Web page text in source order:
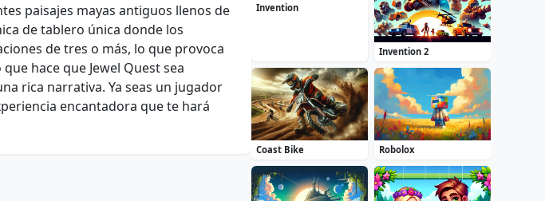
paisajes mayas antiguos llenos de
de tablero única donde los
de tres o más, lo que provoca
hace que Jewel Quest sea
rica narrativa. Ya seas un jugador
encantadora que te hará
Invention
Invention 2
Coast Bike Robolox